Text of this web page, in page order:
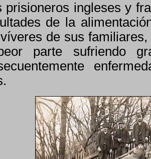
prisioneros ingleses y
de la
de sus
parte sufriendo